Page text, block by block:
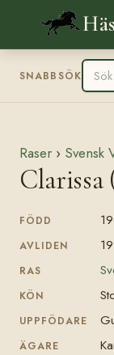
SNABBSÖK
Raser › Svensk
Clarissa
FÖDD
AVLIDEN
RAS
KÖN
UPPFÖDARE
ÄGARE